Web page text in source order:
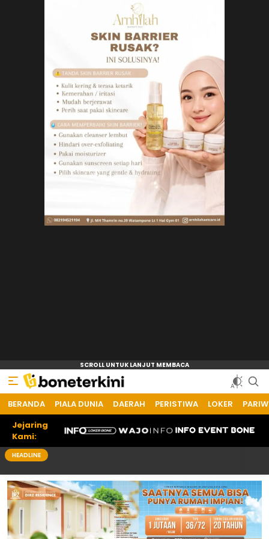
BERANDA PIALA DUNIA DAERAH PERISTIWA LOKER
Jejaring
Kami:
HEADLINE